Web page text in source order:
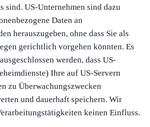
sind. US-Unternehmen sind dazu
Daten an
herauszugeben, ohne dass Sie als
gerichtlich vorgehen könnten. Es
werden, dass US-
Ihre auf US-Servern
zu Überwachungszwecken
und dauerhaft speichern. Wir
keinen Einfluss.